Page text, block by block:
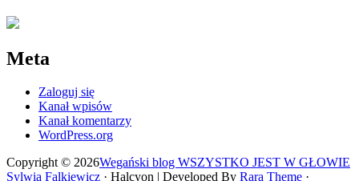
Meta
Zaloguj się
Kanał wpisów
Kanał komentarzy
WordPress.org
Copyright © 2026Wegański blog WSZYSTKO JEST W GŁOWIE
Sylwia Falkiewicz · Halcyon | Developed By Rara Theme ·